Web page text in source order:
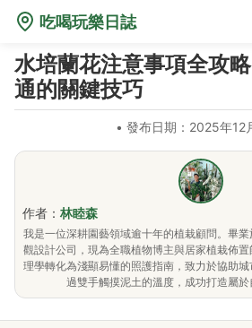
吃喝玩樂日誌
水培蘭花注意事項全攻
通的關鍵技巧
• 發布日期：2025年12
作者： 林睦森
我是一位深耕園藝領域逾十年的植栽顧問。畢
觀設計公司，現為全職植物博主與居家植栽佈
理學轉化為淺顯易懂的照護指南，致力於協助
過雙手觸摸泥土的溫度，成功打造屬於